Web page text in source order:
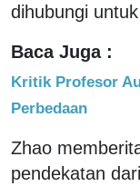
dihubungi
Baca Juga :
Kritik Profesor
Perbedaan
Zhao
pendekatan